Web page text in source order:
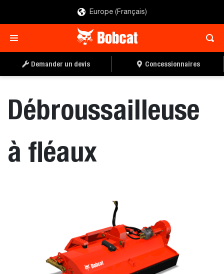
Europe (Français)
Demander un devis Concessionnaires
Débroussailleuse
à fléaux
DEMANDER UN DEVIS
TROUVER UN